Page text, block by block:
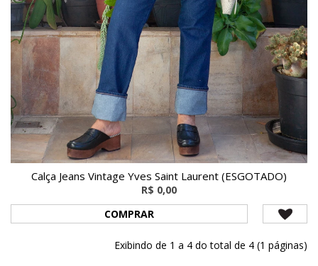
Calça Jeans Vintage Yves Saint Laurent (ESGOTADO)
R$ 0,00
COMPRAR
Exibindo de 1 a 4 do total de 4 (1 páginas)